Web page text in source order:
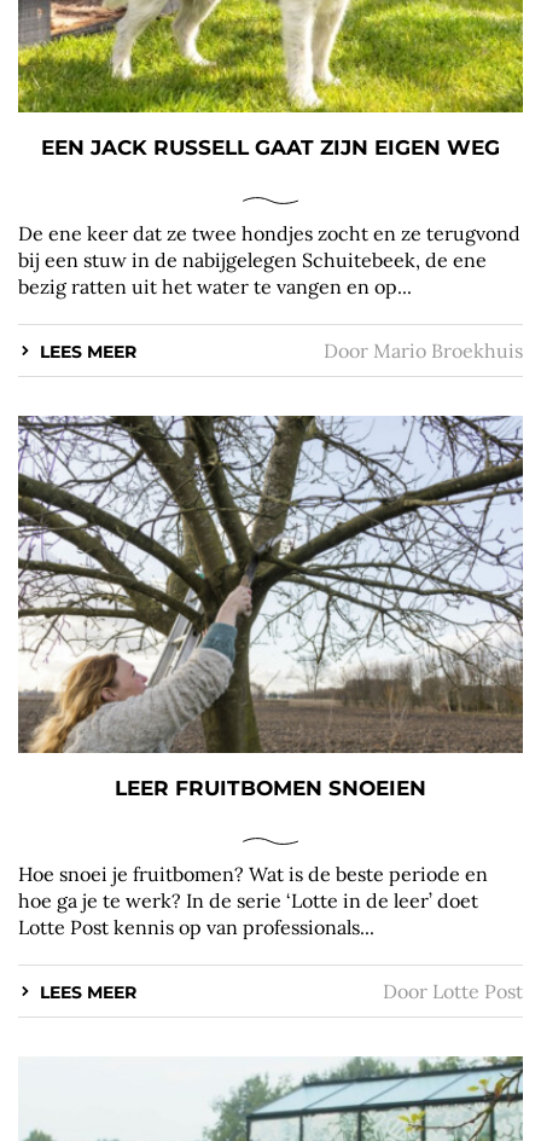
EEN JACK RUSSELL GAAT ZIJN EIGEN WEG
De ene keer dat ze twee hondjes zocht en ze terugvond
bij een stuw in de nabijgelegen Schuitebeek, de ene
bezig ratten uit het water te vangen en op...
LEES MEER Door Mario Broekhuis
LEER FRUITBOMEN SNOEIEN
Hoe snoei je fruitbomen? Wat is de beste periode en
hoe ga je te werk? In de serie ‘Lotte in de leer’ doet
Lotte Post kennis op van professionals...
LEES MEER Door Lotte Post